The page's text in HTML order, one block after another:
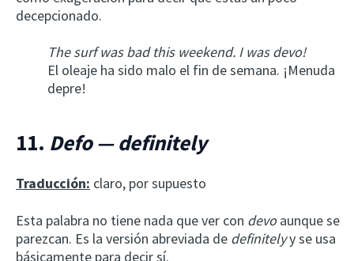
decepcionado.
The surf was bad this weekend. I was devo!
El oleaje ha sido malo el fin de semana. ¡Menuda
depre!
11. Defo — definitely
Traducción: claro, por supuesto
Esta palabra no tiene nada que ver con devoaunque se
parezcan. Es la versión abreviada de definitelyy se usa
básicamente para decir sí.